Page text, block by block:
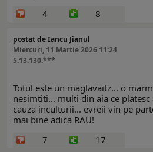
4
8
postat de Iancu Jianul
Miercuri, 11 Martie 2026 11:24
5.13.130.***
Totul este un maglavaitz... o
nesimtiti... multi din aia ce
cauza inculturii... evreii vin pe
mai bine adica RAU!
7
17